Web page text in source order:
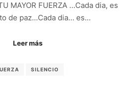
MAYOR FUERZA …Cada dia, es
de paz…Cada dia… es…
Leer más
SILENCIO